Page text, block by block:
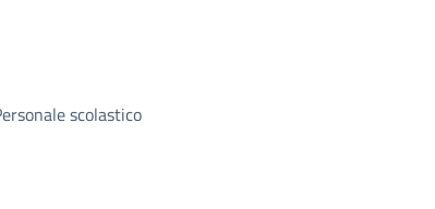
scolastico